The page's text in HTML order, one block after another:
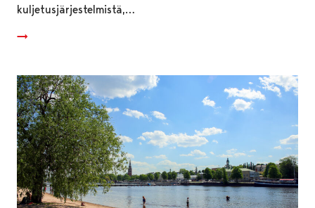
kuljetusjärjestelmistä,…